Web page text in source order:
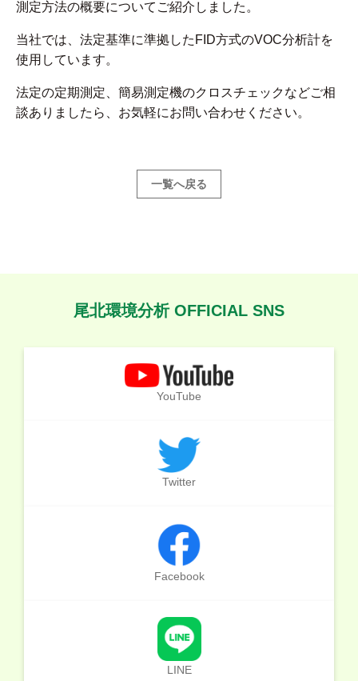
測定方法の概要についてご紹介しました。
当社では、法定基準に準拠したFID方式のVOC分析計を
使用しています。
法定の定期測定、簡易測定機のクロスチェックなどご相
談ありましたら、お気軽にお問い合わせください。
一覧へ戻る
尾北環境分析 OFFICIAL SNS
YouTube
Twitter
Facebook
LINE